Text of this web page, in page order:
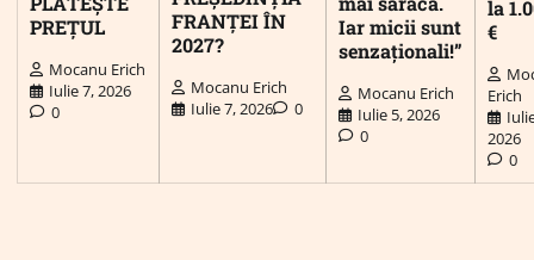
PREȚUL
Mocanu Erich
Iulie 7, 2026
0
FRANȚEI ÎN
2027?
Mocanu Erich
Iulie 7, 2026
0
Iar micii sunt
senzaționali!”
Mocanu Erich
Iulie 5, 2026
0
la
€
Erich
2026
0